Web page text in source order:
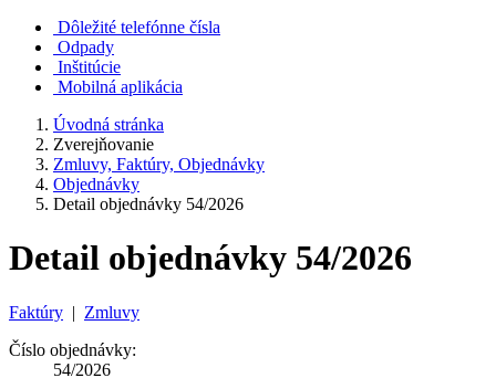
Dôležité telefónne čísla
Odpady
Inštitúcie
Mobilná aplikácia
Úvodná stránka
Zverejňovanie
Zmluvy, Faktúry, Objednávky
Objednávky
Detail objednávky 54/2026
Detail objednávky 54/2026
Faktúry | Zmluvy
Číslo objednávky:
54/2026